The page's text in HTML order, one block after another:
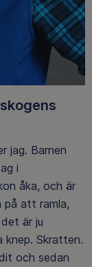
jag. Barnen
i
åka, och är
att ramla,
är ju
knep. Skratten.
och sedan